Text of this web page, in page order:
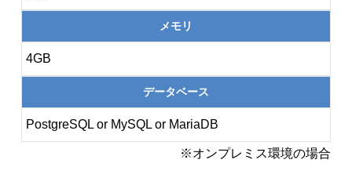
メモリ
4GB
データベース
PostgreSQL or MySQL or MariaDB
※オンプレミス環境の場合